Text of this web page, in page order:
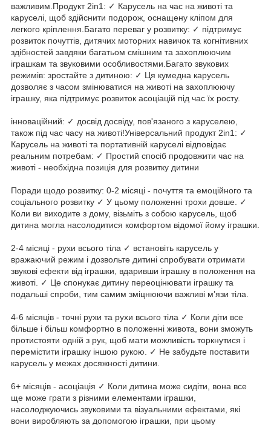
важливим.Продукт 2in1: ✓ Карусель на час на животі та
каруселі, щоб здійснити подорож, оснащену кліпом для
легкого кріплення.Багато переваг у розвитку: ✓ підтримує
розвиток почуттів, дитячих моторних навичок та когнітивних
здібностей завдяки багатьом смішним та захоплюючим
іграшкам та звуковими особливостями.Багато звукових
режимів: зростайте з дитиною: ✓ Ця кумедна карусель
дозволяє з часом змінюватися на животі на захоплюючу
іграшку, яка підтримує розвиток асоціацій під час їх росту.
інноваційний: ✓ досвід досвіду, пов'язаного з каруселею,
також під час часу на животі!Універсальний продукт 2in1: ✓
Карусель на животі та портативній каруселі відповідає
реальним потребам: ✓ Простий спосіб продовжити час на
животі - необхідна позиція для розвитку дитини
Поради щодо розвитку: 0-2 місяці - почуття та емоційного та
соціального розвитку ✓ У цьому положенні трохи довше. ✓
Коли ви виходите з дому, візьміть з собою карусель, щоб
дитина могла насолодитися комфортом відомої йому іграшки.
2-4 місяці - рухи всього тіла ✓ встановіть карусель у
вражаючий режим і дозвольте дитині спробувати отримати
звукові ефекти від іграшки, вдаривши іграшку в положення на
животі. ✓ Це спонукає дитину переоцінювати іграшку та
подальші спроби, тим самим зміцнюючи важливі м’язи тіла.
4-6 місяців - точні рухи та рухи всього тіла ✓ Коли діти все
більше і більш комфортно в положенні живота, вони зможуть
протистояти одній з рук, щоб мати можливість торкнутися і
перемістити іграшку іншою рукою. ✓ Не забудьте поставити
карусель у межах досяжності дитини.
6+ місяців - асоціація ✓ Коли дитина може сидіти, вона все
ще може грати з різними елементами іграшки,
насолоджуючись звуковими та візуальними ефектами, які
вони виробляють за допомогою іграшки, при цьому